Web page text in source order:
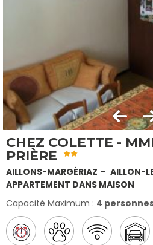
CHEZ COLETTE -
PRIÈRE
AILLONS-MARGÉRIAZ
AILLON-
APPARTEMENT DANS MAISON
Capacité Maximum : 4